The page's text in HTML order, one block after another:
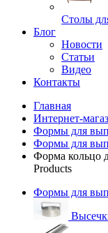
Cтолы
Блог
Новости
Статьи
Видео
Контакты
Главная
Интернет-
Формы для
Формы для
Форма кольцо
Products
Формы для